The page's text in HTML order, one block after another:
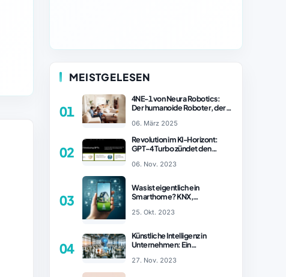
MEISTGELESEN
01
4NE-1 von Neura Robotics:
Der humanoide Roboter, der
revolutionieren könnte
06. März 2025
02
Revolution im KI-Horizont:
GPT-4 Turbo zündet den
– ChatGPT Revolution!
06. Nov. 2023
03
Was ist eigentlich ein
Smarthome? KNX,
Vergleich
25. Okt. 2023
04
Künstliche Intelligenz in
Unternehmen: Ein
27. Nov. 2023